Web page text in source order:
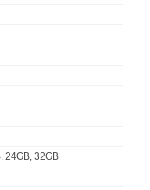
24GB, 32GB